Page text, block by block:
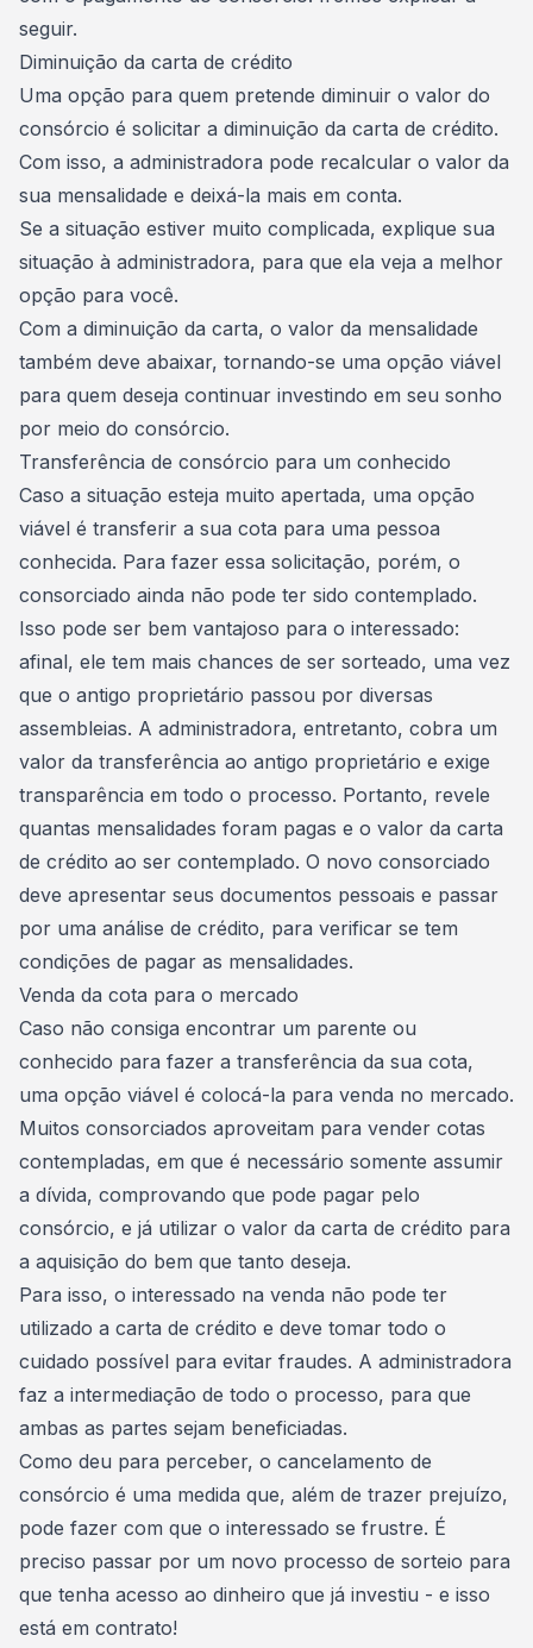
seguir.
Diminuição da carta de crédito
Uma opção para quem pretende diminuir o valor do
consórcio é solicitar a diminuição da carta de crédito.
Com isso, a administradora pode recalcular o valor da
sua mensalidade e deixá-la mais em conta.
Se a situação estiver muito complicada, explique sua
situação à administradora, para que ela veja a melhor
opção para você.
Com a diminuição da carta, o valor da mensalidade
também deve abaixar, tornando-se uma opção viável
para quem deseja continuar investindo em seu sonho
por meio do consórcio.
Transferência de consórcio para um conhecido
Caso a situação esteja muito apertada, uma opção
viável é transferir a sua cota para uma pessoa
conhecida. Para fazer essa solicitação, porém, o
consorciado ainda não pode ter sido contemplado.
Isso pode ser bem vantajoso para o interessado:
afinal, ele tem mais chances de ser sorteado, uma vez
que o antigo proprietário passou por diversas
assembleias. A administradora, entretanto, cobra um
valor da transferência ao antigo proprietário e exige
transparência em todo o processo. Portanto, revele
quantas mensalidades foram pagas e o valor da carta
de crédito ao ser contemplado. O novo consorciado
deve apresentar seus documentos pessoais e passar
por uma análise de crédito, para verificar se tem
condições de pagar as mensalidades.
Venda da cota para o mercado
Caso não consiga encontrar um parente ou
conhecido para fazer a transferência da sua cota,
uma opção viável é colocá-la para venda no mercado.
Muitos consorciados aproveitam para vender cotas
contempladas, em que é necessário somente assumir
a dívida, comprovando que pode pagar pelo
consórcio, e já utilizar o valor da carta de crédito para
a aquisição do bem que tanto deseja.
Para isso, o interessado na venda não pode ter
utilizado a carta de crédito e deve tomar todo o
cuidado possível para evitar fraudes. A administradora
faz a intermediação de todo o processo, para que
ambas as partes sejam beneficiadas.
Como deu para perceber, o cancelamento de
consórcio é uma medida que, além de trazer prejuízo,
pode fazer com que o interessado se frustre. É
preciso passar por um novo processo de sorteio para
que tenha acesso ao dinheiro que já investiu - e isso
está em contrato!